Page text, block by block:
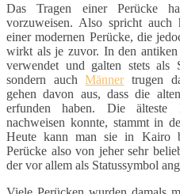
Das Tragen einer Perücke
vorzuweisen. Also spricht auch
einer modernen Perücke, die
wirkt als je zuvor. In den
verwendet und galten stets als
sondern auchMännertrugen
gehen davon aus, dass die
erfunden haben. Die älteste
nachweisen konnte, stammt in
Heute kann man sie in Kairo
Perücke also von jeher sehr
der vor allem als Statussymbol